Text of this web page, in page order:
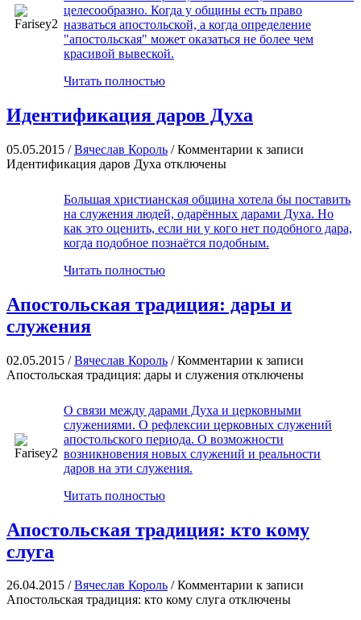
целесообразно. Когда у общины есть право
назваться апостольской, а когда определение
"апостольская" может оказаться не более чем
красивой вывеской.
Читать полностью
Идентификация даров Духа
05.05.2015 /Вячеслав Король /Комментарии к записи
Идентификация даров Духа отключены
Большая христианская община хотела бы поставить
на служения людей, одарённых дарами Духа. Но
как это оценить, если ни у кого нет подобного дара,
когда подобное познаётся подобным.
Читать полностью
Апостольская традиция: дары и
служения
02.05.2015 /Вячеслав Король /Комментарии к записи
Апостольская традиция: дары и служения отключены
О связи между дарами Духа и церковными
служениями. О рефлексии церковных служений
апостольского периода. О возможности
возникновения новых служений и реальности
даров на эти служения.
Читать полностью
Апостольская традиция: кто кому
слуга
26.04.2015 /Вячеслав Король /Комментарии к записи
Апостольская традиция: кто кому слуга отключены